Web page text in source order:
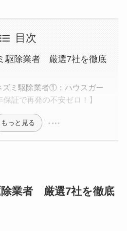
目次
駆除業者 厳選7社を徹底
ズミ駆除業者①：ハウスガー
保証で再発の不安ゼロ！】
もっと見る
業者 厳選7社を徹底